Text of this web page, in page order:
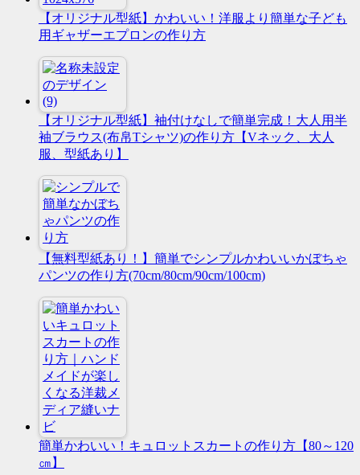
【オリジナル型紙】かわいい！洋服より簡単な子ども
用ギャザーエプロンの作り方
【オリジナル型紙】袖付けなしで簡単完成！大人用半
袖ブラウス(布帛Tシャツ)の作り方【Vネック、大人
服、型紙あり】
【無料型紙あり！】簡単でシンプルかわいいかぼちゃ
パンツの作り方(70cm/80cm/90cm/100cm)
簡単かわいい！キュロットスカートの作り方【80～120
㎝】